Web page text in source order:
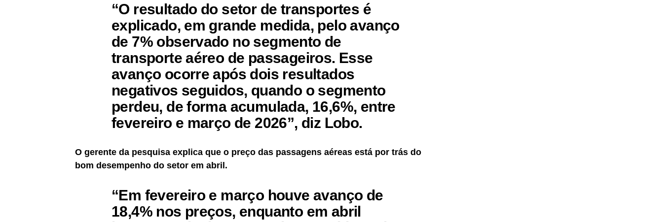
“O resultado do setor de transportes é
explicado, em grande medida, pelo avanço
de 7% observado no segmento de
transporte aéreo de passageiros. Esse
avanço ocorre após dois resultados
negativos seguidos, quando o segmento
perdeu, de forma acumulada, 16,6%, entre
fevereiro e março de 2026”, diz Lobo.
O gerente da pesquisa explica que o preço das passagens aéreas está por trás do
bom desempenho do setor em abril.
“Em fevereiro e março houve avanço de
18,4% nos preços, enquanto em abril